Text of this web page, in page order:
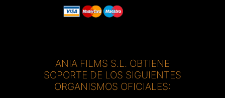
ANIA FILMS S.L. OBTIENE
SOPORTE DE LOS SIGUIENTES
ORGANISMOS OFICIALES: